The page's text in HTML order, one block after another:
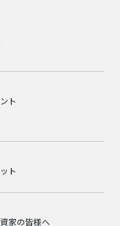
ト
ト
家の皆様へ